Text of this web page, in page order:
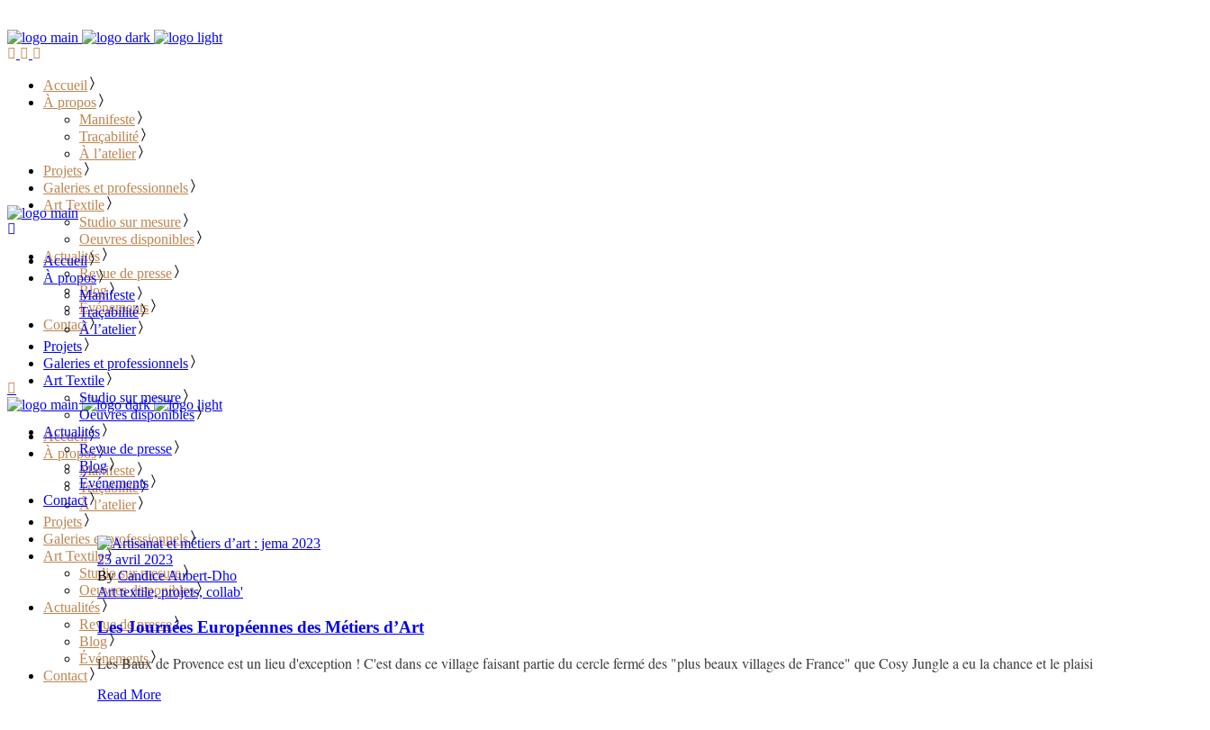
Accueil
À propos
Manifeste
Traçabilité
À l’atelier
Projets
Galeries et professionnels
Art Textile
Studio sur mesure
Oeuvres disponibles
Actualités
Revue de presse
Blog
Événements
Contact
………………………………
Accueil
À propos
Manifeste
Traçabilité
À l’atelier
Projets
Galeries et professionnels
Art Textile
Studio sur mesure
Oeuvres disponibles
Actualités
Revue de presse
Blog
Événements
Contact
Accueil
À propos
Manifeste
Traçabilité
À l’atelier
Projets
Galeries et professionnels
Art Textile
Studio sur mesure
Oeuvres disponibles
Actualités
Revue de presse
Blog
Événements
Contact
25 avril 2023
By Candice Aubert-Dho
Art textile, projets, collab'
Les Journées Européennes des Métiers d’Art
Les Baux de Provence est un lieu d'exception ! C'est dans ce village faisant partie du cercle fermé des "plus beaux villages de France" que Cosy Jungle a eu la chance et le plaisi
Read More